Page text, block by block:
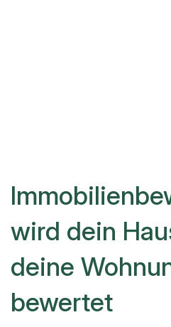
wird dein
deine
bewertet